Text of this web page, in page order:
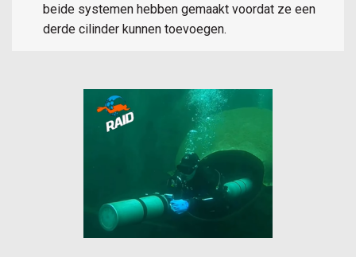
beide systemen hebben gemaakt voordat ze een
derde cilinder kunnen toevoegen.